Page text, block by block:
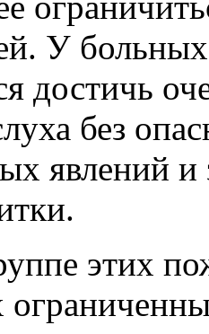
У
достичь
без
явлений и
этих